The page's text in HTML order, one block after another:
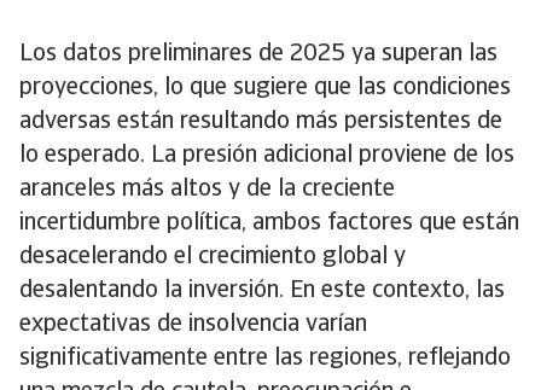
Los datos preliminares de 2025 ya superan las
proyecciones, lo que sugiere que las condiciones
adversas están resultando más persistentes de
lo esperado. La presión adicional proviene de los
aranceles más altos y de la creciente
incertidumbre política, ambos factores que están
desacelerando el crecimiento global y
desalentando la inversión. En este contexto, las
expectativas de insolvencia varían
significativamente entre las regiones, reflejando